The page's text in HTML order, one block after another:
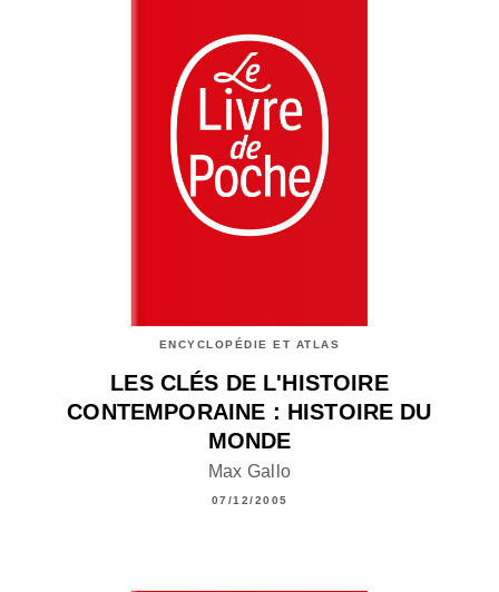
ENCYCLOPÉDIE ET ATLAS
LES CLÉS DE L'HISTOIRE
CONTEMPORAINE : HISTOIRE DU
MONDE
Max Gallo
07/12/2005